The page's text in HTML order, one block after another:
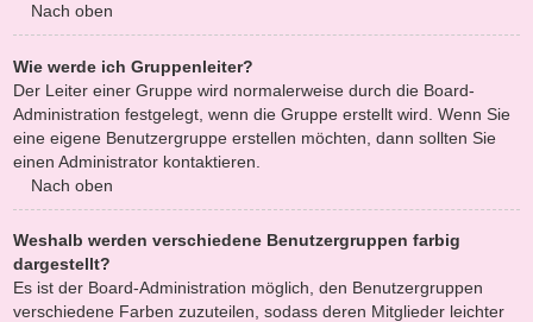
Nach oben
Wie werde ich Gruppenleiter?
Der Leiter einer Gruppe wird normalerweise durch die Board-
Administration festgelegt, wenn die Gruppe erstellt wird. Wenn Sie
eine eigene Benutzergruppe erstellen möchten, dann sollten Sie
einen Administrator kontaktieren.
Nach oben
Weshalb werden verschiedene Benutzergruppen farbig
dargestellt?
Es ist der Board-Administration möglich, den Benutzergruppen
verschiedene Farben zuzuteilen, sodass deren Mitglieder leichter